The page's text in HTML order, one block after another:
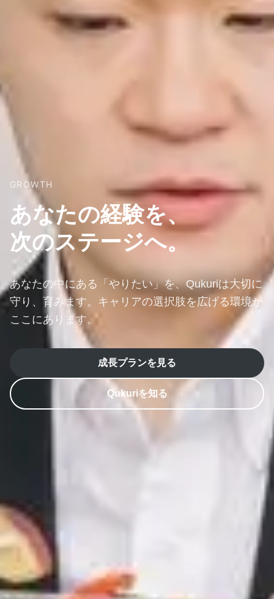
GROWTH
あなたの経験を、
次のステージへ。
あなたの中にある「やりたい」を、Qukuriは大切に
守り、育みます。 キャリアの選択肢を広げる環境が
ここにあります。
成長プランを見る
Qukuriを知る